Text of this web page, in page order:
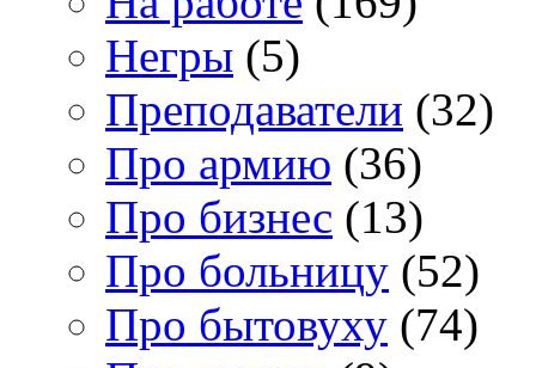
Негры (5)
Преподаватели (32)
Про армию (36)
Про бизнес (13)
Про больницу (52)
Про бытовуху (74)